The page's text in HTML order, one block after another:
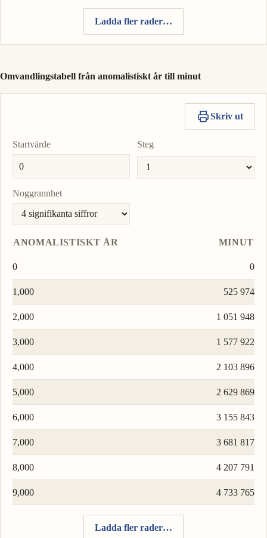
Ladda fler rader…
Omvandlingstabell från anomalistiskt år till minut
Skriv ut
Startvärde Steg
Noggrannhet
ANOMALISTISKT ÅR MINUT
0 0
1,000 525 974
2,000 1 051 948
3,000 1 577 922
4,000 2 103 896
5,000 2 629 869
6,000 3 155 843
7,000 3 681 817
8,000 4 207 791
9,000 4 733 765
Ladda fler rader…